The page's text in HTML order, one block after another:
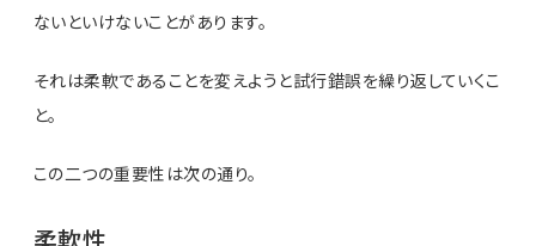
ないといけないことがあります。
それは柔軟であることを変えようと試行錯誤を繰り返していくこ
と。
この二つの重要性は次の通り。
柔軟性